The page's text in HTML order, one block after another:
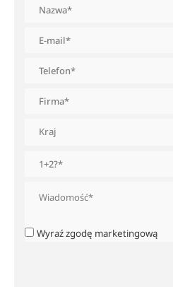
Wyraź zgodę marketingową